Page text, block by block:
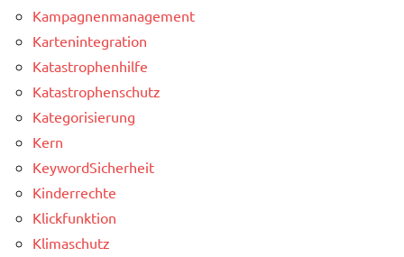
Kampagnenmanagement
Kartenintegration
Katastrophenhilfe
Katastrophenschutz
Kategorisierung
Kern
KeywordSicherheit
Kinderrechte
Klickfunktion
Klimaschutz